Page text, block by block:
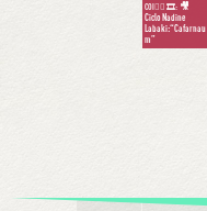
COI🦹‍♀️ 🎞: 🎥
Ciclo Nadine
Labaki:“Cafarnau
m”